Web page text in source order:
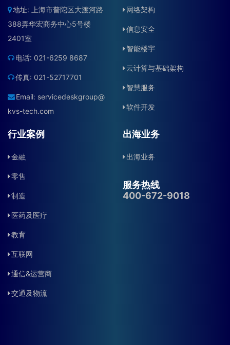
地址: 上海市普陀区大渡河路
388弄华宏商务中心5号楼
2401室
电话: 021-6259 8687
传真: 021-52717701
Email: servicedeskgroup@
kvs-tech.com
网络架构
信息安全
智能楼宇
云计算与基础架构
智慧服务
软件开发
行业案例
金融
零售
制造
医药及医疗
教育
互联网
通信&运营商
交通及物流
出海业务
出海业务
服务热线
400-672-9018